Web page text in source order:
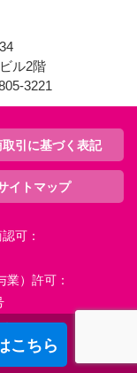
ル2階
3221
引に基づく表記
イトマップ
可：
）許可：
こちら